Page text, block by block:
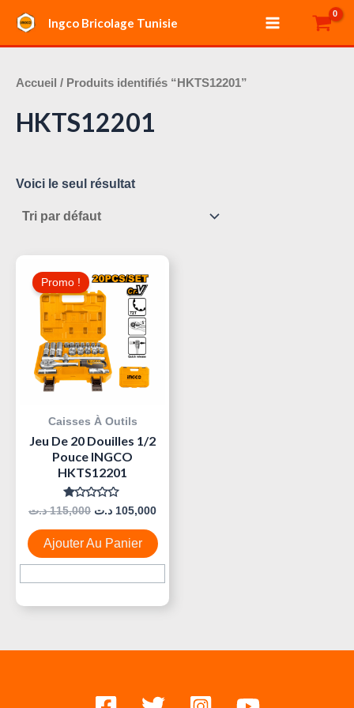
contenu
Ingco Bricolage Tunisie
Main
Menu
Accueil / Produits identifiés “HKTS12201”
HKTS12201
Voici le seul résultat
Promo !
Caisses À Outils
Jeu De 20 Douilles 1/2
Pouce INGCO
HKTS12201
Note
0
Sur
5
115,000 د.ت
Prix
Initial
Était :
105,000 د.ت
Le
Ajouter Au Panier